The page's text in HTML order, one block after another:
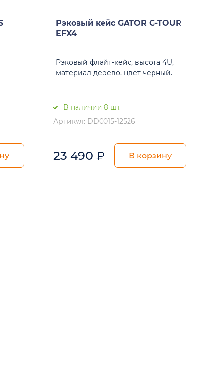
Рэковый кейс GATOR G-TOUR
EFX4
Рэковый флайт-кейс, высота 4U,
материал дерево, цвет черный.
В наличии 8 шт.
Артикул: DD0015-12526
23 490 ₽ В корзину